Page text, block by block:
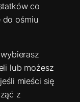
co
do ośmiu
lub możesz
mieści się
z